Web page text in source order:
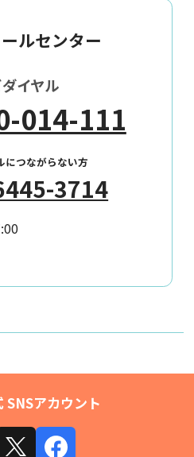
ルセンター
イヤル
014-111
につながらない方
3714
SNSアカウント